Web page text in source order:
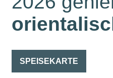
SPEISEKARTE